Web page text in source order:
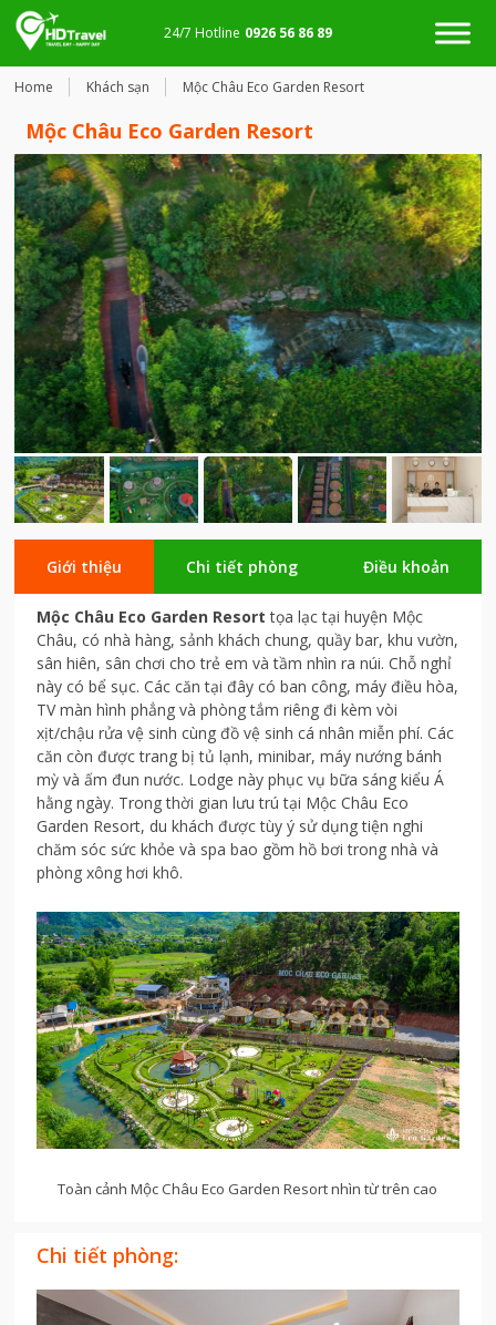
24/7 Hotline 0926 56 86 89
Home Khách sạn Mộc Châu Eco Garden Resort
Mộc Châu Eco Garden Resort
Giới thiệu Chi tiết phòng Điều khoản
Mộc Châu Eco Garden Resorttọa lạc tại huyện Mộc
Châu, có nhà hàng, sảnh khách chung, quầy bar, khu vườn,
sân hiên, sân chơi cho trẻ em và tầm nhìn ra núi. Chỗ nghỉ
này có bể sục. Các căn tại đây có ban công, máy điều hòa,
TV màn hình phẳng và phòng tắm riêng đi kèm vòi
xịt/chậu rửa vệ sinh cùng đồ vệ sinh cá nhân miễn phí. Các
căn còn được trang bị tủ lạnh, minibar, máy nướng bánh
mỳ và ấm đun nước. Lodge này phục vụ bữa sáng kiểu Á
hằng ngày. Trong thời gian lưu trú tại Mộc Châu Eco
Garden Resort, du khách được tùy ý sử dụng tiện nghi
chăm sóc sức khỏe và spa bao gồm hồ bơi trong nhà và
phòng xông hơi khô.
Toàn cảnh Mộc Châu Eco Garden Resort nhìn từ trên cao
Chi tiết phòng